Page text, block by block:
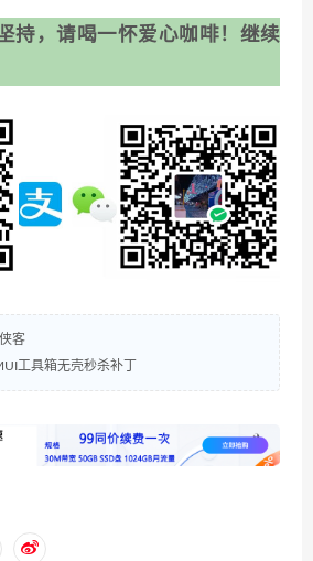
持，请喝一怀爱心咖啡！继续
客
工具箱无壳秒杀补丁